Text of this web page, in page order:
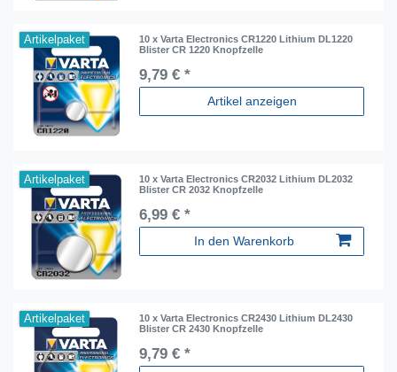
Artikelpaket
10 x Varta Electronics CR1220 Lithium DL1220
Blister CR 1220 Knopfzelle
9,79 € *
Artikel anzeigen
Artikelpaket
10 x Varta Electronics CR2032 Lithium DL2032
Blister CR 2032 Knopfzelle
6,99 € *
In den Warenkorb
Artikelpaket
10 x Varta Electronics CR2430 Lithium DL2430
Blister CR 2430 Knopfzelle
9,79 € *